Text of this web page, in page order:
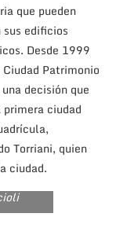
que pueden
edificios
Desde 1999
Patrimonio
decisión que
ciudad
Torriani, quien
ciudad.